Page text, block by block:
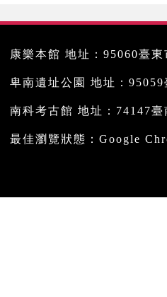
康樂本館 地址：95060臺
卑南遺址公園 地址：
南科考古館 地址：74147
最佳瀏覽狀態：Google